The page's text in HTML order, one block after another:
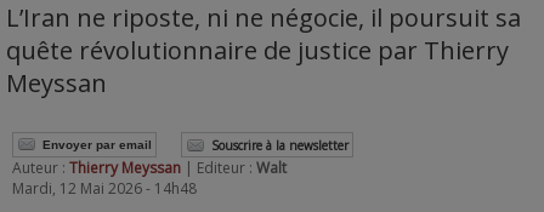
L’Iran ne riposte, ni ne négocie, il poursuit sa
quête révolutionnaire de justice par Thierry
Meyssan
Envoyer par email Souscrire à la newsletter
Auteur : Thierry Meyssan | Editeur : Walt
Mardi, 12 Mai 2026 - 14h48